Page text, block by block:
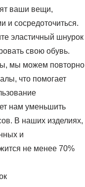
ваши вещи,
и сосредоточиться.
эластичный шнурок
свою обувь.
мы можем повторно
что помогает
нам уменьшить
В наших изделиях,
и
не менее 70%